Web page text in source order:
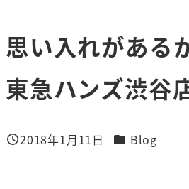
思い入れがある
東急ハンズ渋谷
投稿日
2018年1月11日 カテゴリー
Blog